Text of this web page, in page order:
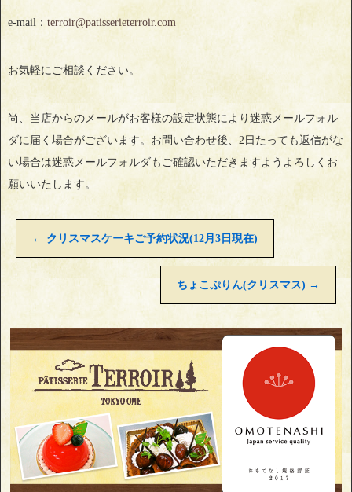
e-mail： terroir@patisserieterroir.com
お気軽にご相談ください。
尚、当店からのメールがお客様の設定状態により迷惑メールフォル
ダに届く場合がございます。お問い合わせ後、2日たっても返信がな
い場合は迷惑メールフォルダもご確認いただきますようよろしくお
願いいたします。
← クリスマスケーキご予約状況(12月3日現在)
ちょこぷりん(クリスマス) →